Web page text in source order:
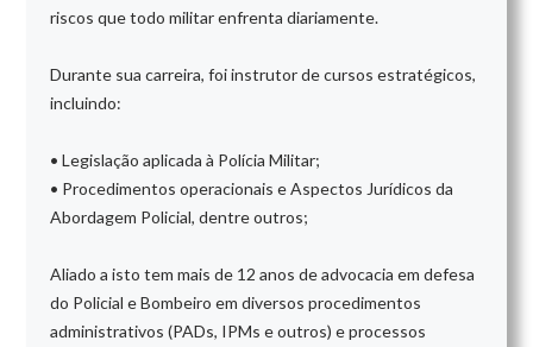
riscos que todo militar enfrenta diariamente.
Durante sua carreira, foi instrutor de cursos estratégicos,
incluindo:
• Legislação aplicada à Polícia Militar;
• Procedimentos operacionais e Aspectos Jurídicos da
Abordagem Policial, dentre outros;
Aliado a isto tem mais de 12 anos de advocacia em defesa
do Policial e Bombeiro em diversos procedimentos
administrativos (PADs, IPMs e outros) e processos